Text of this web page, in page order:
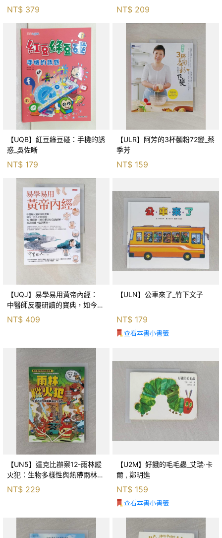
NT$ 379
胡妙芬
NT$ 209
【UQB】紅豆綠豆碰：手機的誘
惑_吳佐晰
NT$ 179
【ULR】阿芳的3杯麵粉72變_蔡
季芳
NT$ 159
【UQJ】易學易用黃帝內經：
中醫師反覆研讀的寶典，如今一
般人也能實踐。12條經絡、365
個穴位白話詳解，經之所過，病
NT$ 409
【ULN】公車來了_竹下文子
NT$ 179
查看本書小書籤
【UN5】達克比辦案12-雨林縱
火犯：生物多樣性與熱帶雨林生
態系_柯智元
NT$ 229
【U2M】好餓的毛毛蟲_艾瑞‧卡
爾 , 鄭明進
NT$ 159
查看本書小書籤